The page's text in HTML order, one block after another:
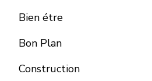
Bien étre
Bon Plan
Construction